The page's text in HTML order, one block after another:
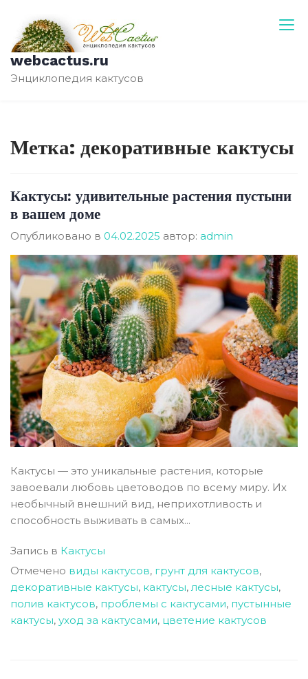
содержимому
webcactus.ru
Энциклопедия кактусов
Метка: декоративные кактусы
Кактусы: удивительные растения пустыни
в вашем доме
Опубликовано в 04.02.2025 автор: admin
Кактусы — это уникальные растения, которые
завоевали любовь цветоводов по всему миру. Их
необычный внешний вид, неприхотливость и
способность выживать в самых...
Запись в Кактусы
Отмечено виды кактусов, грунт для кактусов,
декоративные кактусы, кактусы, лесные кактусы,
полив кактусов, проблемы с кактусами, пустынные
кактусы, уход за кактусами, цветение кактусов